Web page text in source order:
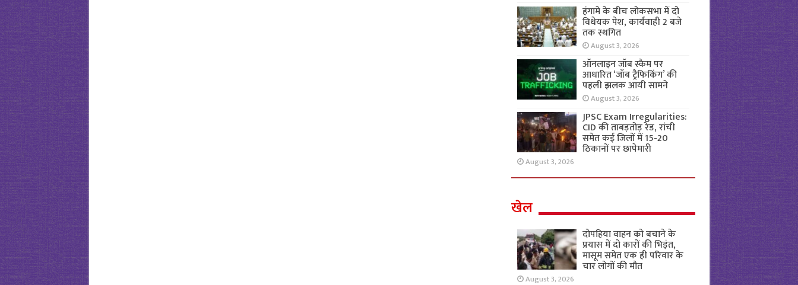
हंगामे के बीच लोकसभा में दो
विधेयक पेश, कार्यवाही 2 बजे
तक स्थगित
August 3, 2026
ऑनलाइन जॉब स्कैम पर
आधारित ‘जॉब ट्रैफिकिंग’ की
पहली झलक आयी सामने
August 3, 2026
JPSC Exam Irregularities:
CID की ताबड़तोड़ रेड, रांची
समेत कई जिलों में 15-20
ठिकानों पर छापेमारी
August 3, 2026
खेल
दोपहिया वाहन को बचाने के
प्रयास में दो कारों की भिड़ंत,
मासूम समेत एक ही परिवार के
चार लोगों की मौत
August 3, 2026